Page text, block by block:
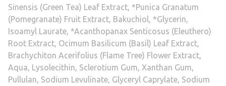
Sinensis (Green Tea) Leaf Extract, *Punica Granatum
(Pomegranate) Fruit Extract, Bakuchiol, *Glycerin,
Isoamyl Laurate, *Acanthopanax Senticosus (Eleuthero)
Root Extract, Ocimum Basilicum (Basil) Leaf Extract,
Brachychiton Acerifolius (Flame Tree) Flower Extract,
Aqua, Lysolecithin, Sclerotium Gum, Xanthan Gum,
Pullulan, Sodium Levulinate, Glyceryl Caprylate, Sodium